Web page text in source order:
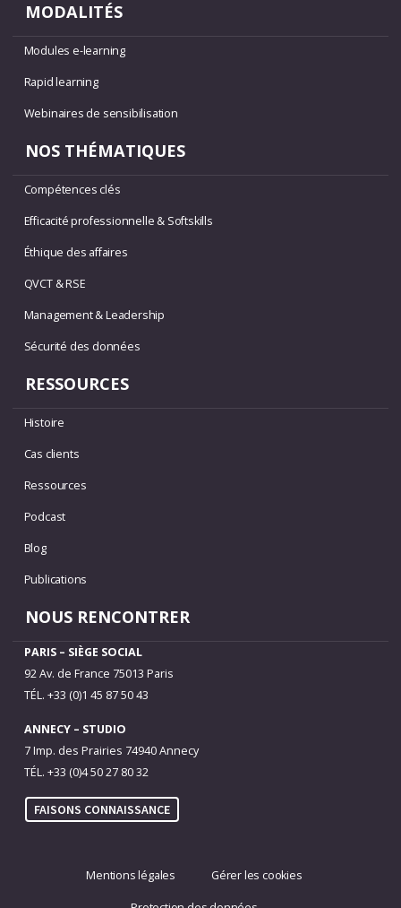
MODALITÉS
Modules e-learning
Rapid learning
Webinaires de sensibilisation
NOS THÉMATIQUES
Compétences clés
Efficacité professionnelle & Softskills
Éthique des affaires
QVCT & RSE
Management & Leadership
Sécurité des données
RESSOURCES
Histoire
Cas clients
Ressources
Podcast
Blog
Publications
NOUS RENCONTRER
PARIS – SIÈGE SOCIAL
92 Av. de France 75013 Paris
TÉL. +33 (0)1 45 87 50 43
ANNECY – STUDIO
7 Imp. des Prairies 74940 Annecy
TÉL. +33 (0)4 50 27 80 32
FAISONS CONNAISSANCE
Mentions légales Gérer les cookies